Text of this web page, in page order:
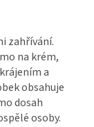
zahřívání.
na krém,
a
obsahuje
dosah
osoby.